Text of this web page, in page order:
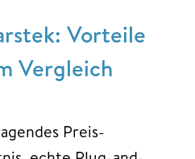
Vorteile
Vergleich
Preis-